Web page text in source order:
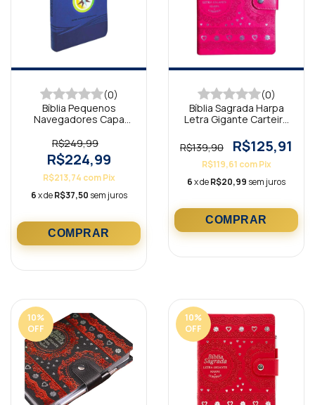
(0)
Bíblia Pequenos
Navegadores Capa
R$249,99
R$224,99
R$213,74 com Pix
6x deR$37,50 sem juros
(0)
Bíblia Sagrada Harpa
Letra Gigante Carteira
R$139,90
R$125,91
R$119,61 com Pix
6x deR$20,99 sem juros
10%
OFF
10%
OFF